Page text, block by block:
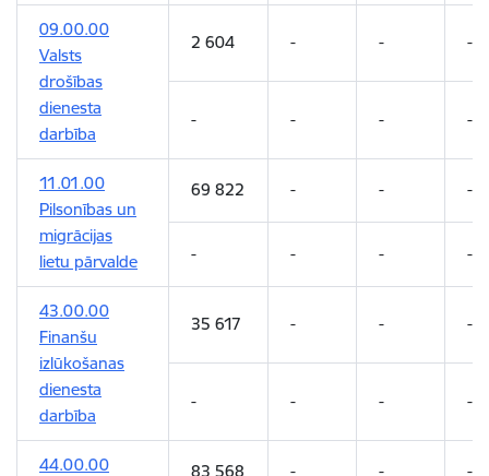
09.00.00
Valsts
drošības
dienesta
darbība
2 604 - - -
- - - -
11.01.00
Pilsonības un
migrācijas
lietu pārvalde
69 822 - - -
- - - -
43.00.00
Finanšu
izlūkošanas
dienesta
darbība
35 617 - - -
- - - -
44.00.00 83 568 - - -